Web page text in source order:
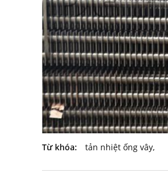
Từ khóa: tản nhiệt ống vây,